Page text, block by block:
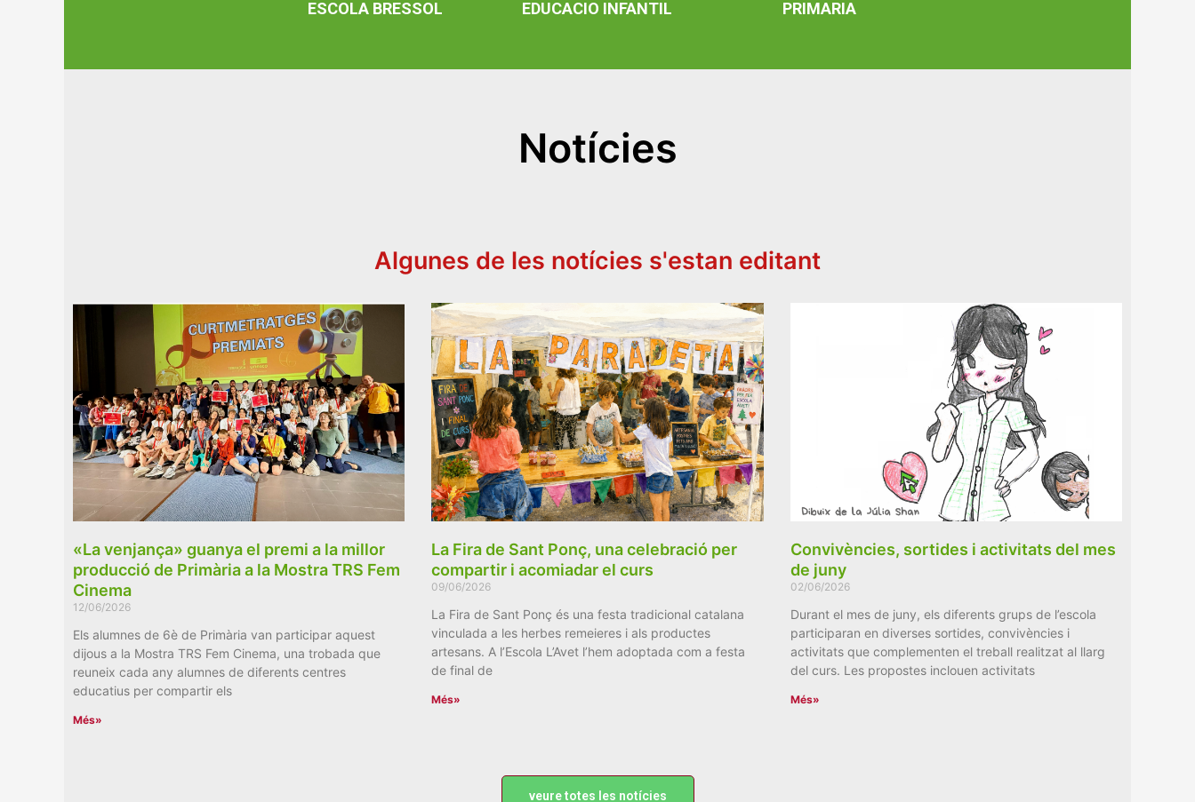
ESCOLA BRESSOL EDUCACIO INFANTIL PRIMARIA
Notícies
Algunes de les notícies s'estan editant
«La venjança» guanya el premi a la millor
producció de Primària a la Mostra TRS Fem
Cinema
12/06/2026
Els alumnes de 6è de Primària van participar aquest
dijous a la Mostra TRS Fem Cinema, una trobada que
reuneix cada any alumnes de diferents centres
educatius per compartir els
Més»
La Fira de Sant Ponç, una celebració per
compartir i acomiadar el curs
09/06/2026
La Fira de Sant Ponç és una festa tradicional catalana
vinculada a les herbes remeieres i als productes
artesans. A l’Escola L’Avet l’hem adoptada com a festa
de final de
Més»
Convivències, sortides i activitats del mes
de juny
02/06/2026
Durant el mes de juny, els diferents grups de l’escola
participaran en diverses sortides, convivències i
activitats que complementen el treball realitzat al llarg
del curs. Les propostes inclouen activitats
Més»
veure totes les notícies